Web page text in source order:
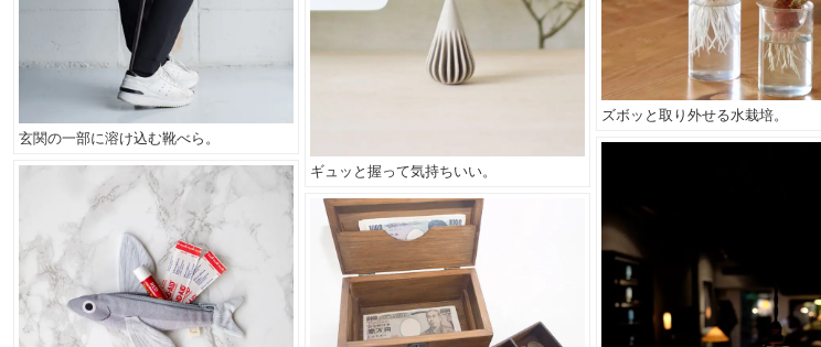
玄関の一部に溶け込む靴べら。
ギュッと握って気持ちいい。
ズボッと取り外せる水栽培。